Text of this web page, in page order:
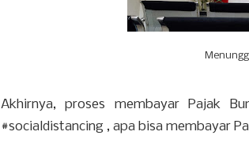
Menunggu
Akhirnya, proses membayar Pajak
#socialdistancing , apa bisa membayar